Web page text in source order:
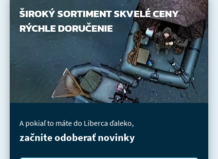
ŠIROKÝ SORTIMENTSKVELÉ CENY
RÝCHLE DORUČENIE
A pokiaľ to máte do Liberca ďaleko,
začnite odoberať novinky